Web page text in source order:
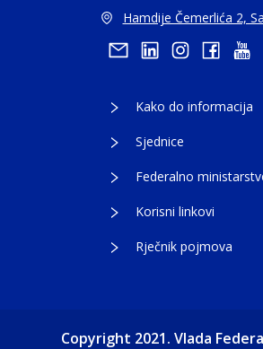
Hamdije Čemerlića 2,
Kako do informacija
Sjednice
Federalno
Korisni linkovi
Rječnik pojmova
Copyright 2021. Vlada